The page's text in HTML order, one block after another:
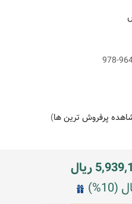
978-
پرفروش ترین ها)
ریال